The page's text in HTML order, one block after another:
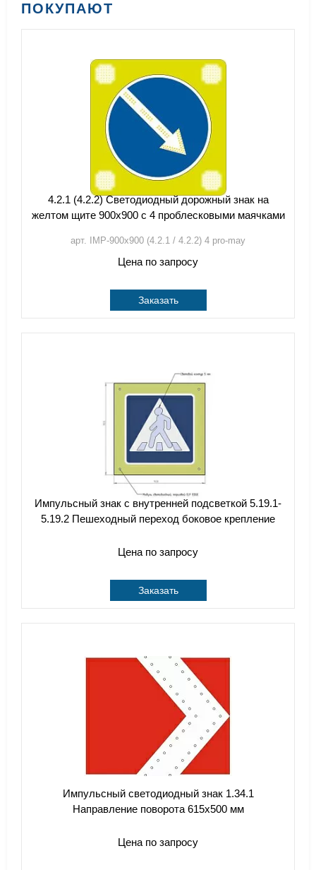
ПОКУПАЮТ
4.2.1 (4.2.2) Светодиодный дорожный знак на
желтом щите 900x900 с 4 проблесковыми маячками
арт. IMP-900x900 (4.2.1 / 4.2.2) 4 pro-may
Цена по запросу
Заказать
Импульсный знак с внутренней подсветкой 5.19.1-
5.19.2 Пешеходный переход боковое крепление
Цена по запросу
Заказать
Импульсный светодиодный знак 1.34.1
Направление поворота 615x500 мм
Цена по запросу